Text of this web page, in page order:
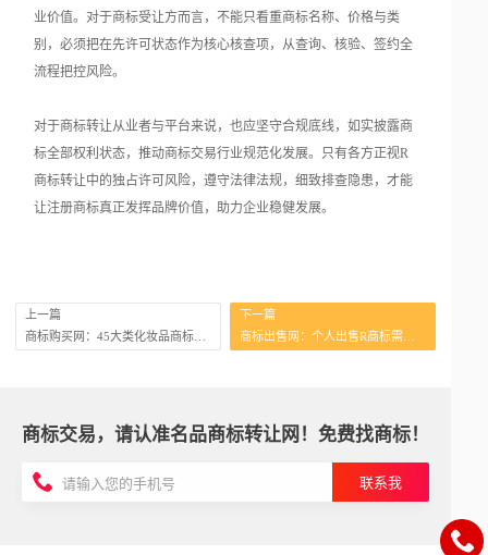
业价值。对于商标受让方而言，不能只看重商标名称、价格与类
别，必须把在先许可状态作为核心核查项，从查询、核验、签约全
流程把控风险。
对于商标转让从业者与平台来说，也应坚守合规底线，如实披露商
标全部权利状态，推动商标交易行业规范化发展。只有各方正视R
商标转让中的独占许可风险，遵守法律法规，细致排查隐患，才能
让注册商标真正发挥品牌价值，助力企业稳健发展。
上一篇
下一篇
商标出售网：个人出售R商标需要哪些文件？
商标交易，请认准名品商标转让网！免费找商标！
联系我